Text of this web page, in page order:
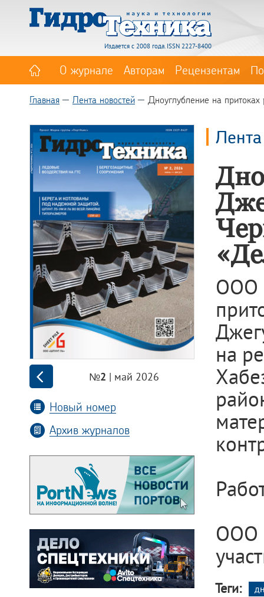
Издается с 2008 года. ISSN 2227-8400
О журнале Авторам Рецензентам
Главная Лента новостей Дноуглубление на
№2 | май 2026
Новый номер
Архив журналов
ООО
на
ООО
Теги: